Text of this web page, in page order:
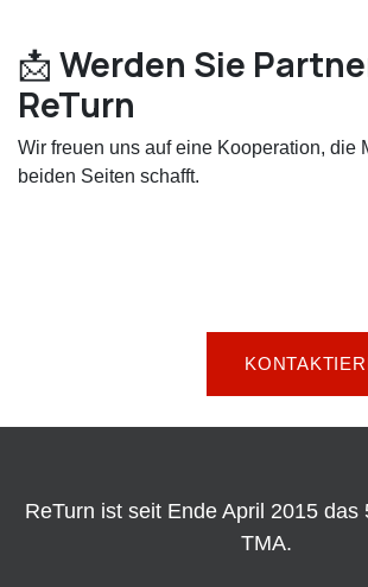
📩 Werden Sie
ReTurn
Wir freuen uns auf eine Kooperation, die
beiden Seiten schafft.
ReTurn ist seit Ende April 2015 das
TMA.